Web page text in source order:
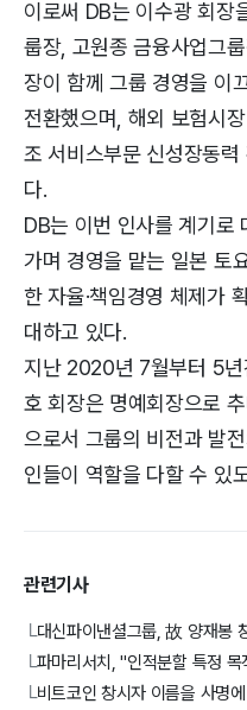
이로써 DB는 이수광 회장
룹장, 고원종 금융사업그
장이 함께 그룹 경영을 이
전환했으며, 해외 보험시
조 서비스부문 신성장동
다.
DB는 이번 인사를 계기로
가며 경영을 맡는 일본 토
한 자율·책임경영 체제가
대하고 있다.
지난 2020년 7월부터 5년
호 회장은 명예회장으로
으로서 그룹의 비전과 발
인들이 역할을 다할 수 있
관련기사
└대신파이낸셜그룹, 故 양재봉
└파마리서치, "인적분할 특정
└비트코인 창시자 이름을 사명